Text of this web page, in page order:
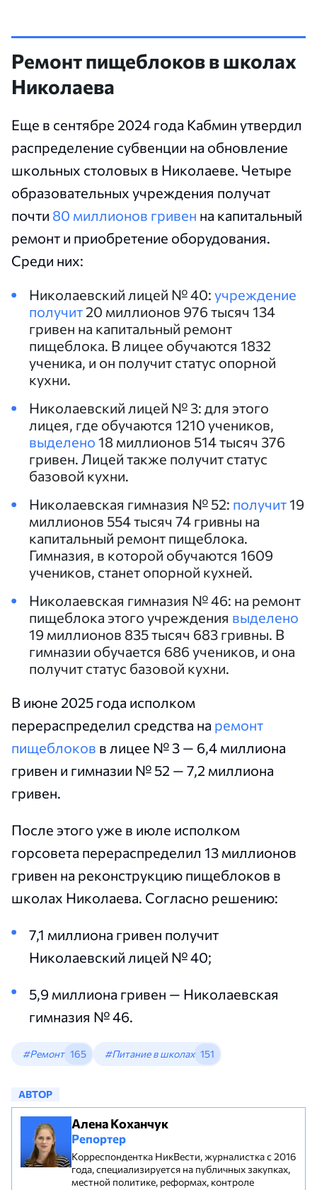
Ремонт пищеблоков в школах
Николаева
Еще в сентябре 2024 года Кабмин утвердил
распределение субвенции на обновление
школьных столовых в Николаеве. Четыре
образовательных учреждения получат
почти 80 миллионов гривен на капитальный
ремонт и приобретение оборудования.
Среди них:
Николаевский лицей № 40: учреждение
получит 20 миллионов 976 тысяч 134
гривен на капитальный ремонт
пищеблока. В лицее обучаются 1832
ученика, и он получит статус опорной
кухни.
Николаевский лицей № 3: для этого
лицея, где обучаются 1210 учеников,
выделено 18 миллионов 514 тысяч 376
гривен. Лицей также получит статус
базовой кухни.
Николаевская гимназия № 52: получит19
миллионов 554 тысяч 74 гривны на
капитальный ремонт пищеблока.
Гимназия, в которой обучаются 1609
учеников, станет опорной кухней.
Николаевская гимназия № 46: на ремонт
пищеблока этого учреждения выделено
19 миллионов 835 тысяч 683 гривны. В
гимназии обучается 686 учеников, и она
получит статус базовой кухни.
В июне 2025 года исполком
перераспределил средства на ремонт
пищеблоков в лицее № 3 — 6,4 миллиона
гривен и гимназии № 52 — 7,2 миллиона
гривен.
После этого уже в июле исполком
горсовета перераспределил 13 миллионов
гривен на реконструкцию пищеблоков в
школах Николаева. Согласно решению:
7,1 миллиона гривен получит
Николаевский лицей № 40;
5,9 миллиона гривен — Николаевская
гимназия № 46.
#Ремонт 165 #Питание в школах 151
АВТОР
Алена Коханчук
Репортер
Корреспондентка НикВести, журналистка с 2016
года, специализируется на публичных закупках,
местной политике, реформах, контроле